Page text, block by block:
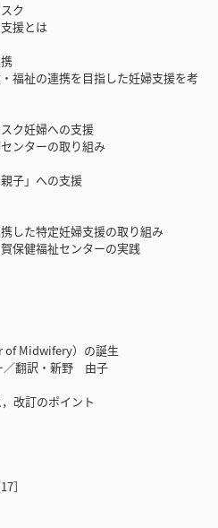
ク
援とは
福祉の連携を目指した妊婦支援を考
ク妊婦への支援
ンターの取り組み
子」への支援
した特定妊婦支援の取り組み
保健福祉センターの実践
of Midwifery）の誕生
／翻訳・新野 由子
改訂のポイント
］